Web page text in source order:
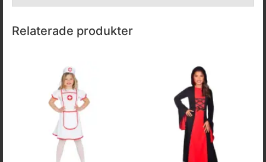
Relaterade produkter